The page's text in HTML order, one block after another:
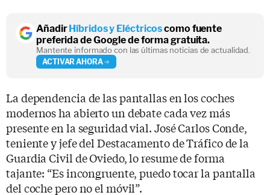
AñadirHíbridos y Eléctricoscomo fuente
preferida de Google de forma gratuita.
Mantente informado con las últimas noticias de actualidad.
ACTIVAR AHORA
La dependencia de las pantallas en los coches
modernos ha abierto un debate cada vez más
presente en la seguridad vial. José Carlos Conde,
teniente y jefe del Destacamento de Tráfico de la
Guardia Civil de Oviedo, lo resume de forma
tajante: “Es incongruente, puedo tocar la pantalla
del coche pero no el móvil”.